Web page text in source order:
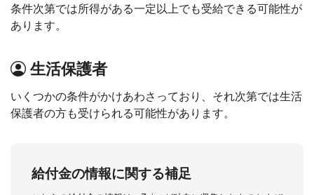
条件次第では所得がある一定以上でも受給できる可能性が
あります。
生活保護者
いくつかの条件がかけあわさっており、それ次第では生活
保護者の方も受けられる可能性があります。
給付金の情報に関する補足